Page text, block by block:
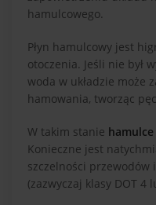
hamulcowego.
Płyn hamulcowy jest
otoczenia. Jeśli nie był
woda w układzie może
hamowania, tworząc
W takim stanie hamulce
Konieczne jest
szczelności przewodów
(zazwyczaj klasy DOT 4